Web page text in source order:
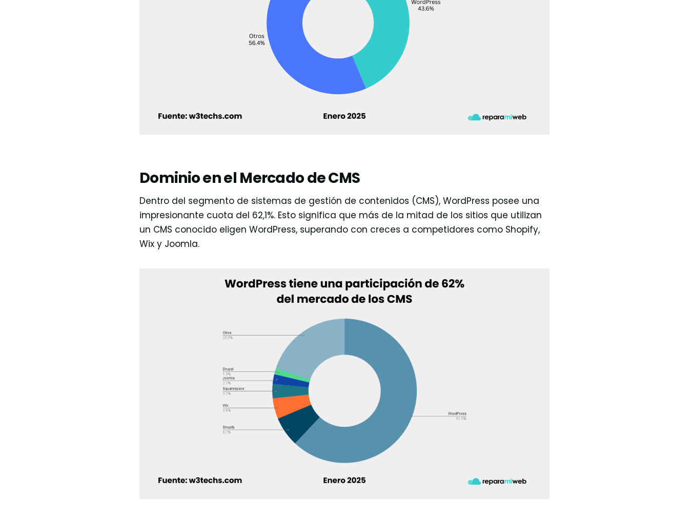
Dominio en el Mercado de CMS
Dentro del segmento de sistemas de gestión de contenidos (CMS), WordPress posee una
impresionante cuota del 62,1%. Esto significa que más de la mitad de los sitios que utilizan
un CMS conocido eligen WordPress, superando con creces a competidores como Shopify,
Wix y Joomla.